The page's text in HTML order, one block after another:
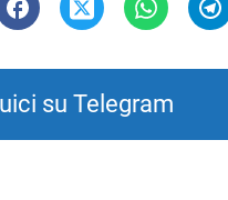
su Telegram